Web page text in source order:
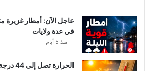
عاجل الآن: أمطار غزيرة
في عدة ولايات
منذ 5 أيام